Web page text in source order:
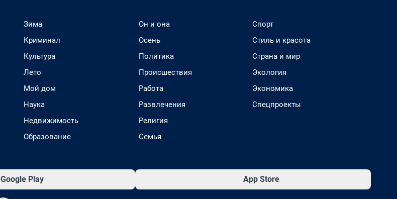
Зима
Криминал
Культура
Лето
Мой дом
Наука
Недвижимость
Образование
Он и она
Осень
Политика
Происшествия
Работа
Развлечения
Религия
Семья
Спорт
Стиль и красота
Страна и мир
Экология
Экономика
Спецпроекты
Google Play App Store